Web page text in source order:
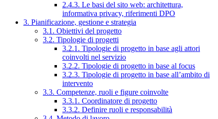
2.4.3. Le basi del sito web: architettura,
informativa privacy, riferimenti DPO
3. Pianificazione, gestione e strategia
3.1. Obiettivi del progetto
3.2. Tipologie di progetti
3.2.1. Tipologie di progetto in base agli attori
coinvolti nel servizio
3.2.2. Tipologie di progetto in base al focus
3.2.3. Tipologie di progetto in base all’ambito di
intervento
3.3. Competenze, ruoli e figure coinvolte
3.3.1. Coordinatore di progetto
3.3.2. Definire ruoli e responsabilità